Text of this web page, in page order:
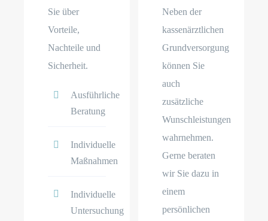
Sie über
Vorteile,
Nachteile und
Sicherheit.
Ausführliche
Beratung
Individuelle
Maßnahmen
Individuelle
Untersuchung
Neben der
kassenärztlichen
Grundversorgung
können Sie
auch
zusätzliche
Wunschleistungen
wahrnehmen.
Gerne beraten
wir Sie dazu in
einem
persönlichen